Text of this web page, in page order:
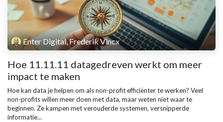
Enter Digital, Frederik Vincx
Hoe 11.11.11 datagedreven werkt om meer
impact te maken
Hoe kan data je helpen om als non-profit efficiënter te werken? Veel
non-profits willen meer doen met data, maar weten niet waar te
beginnen. Ze kampen met verouderde systemen, versnipperde
informatie...